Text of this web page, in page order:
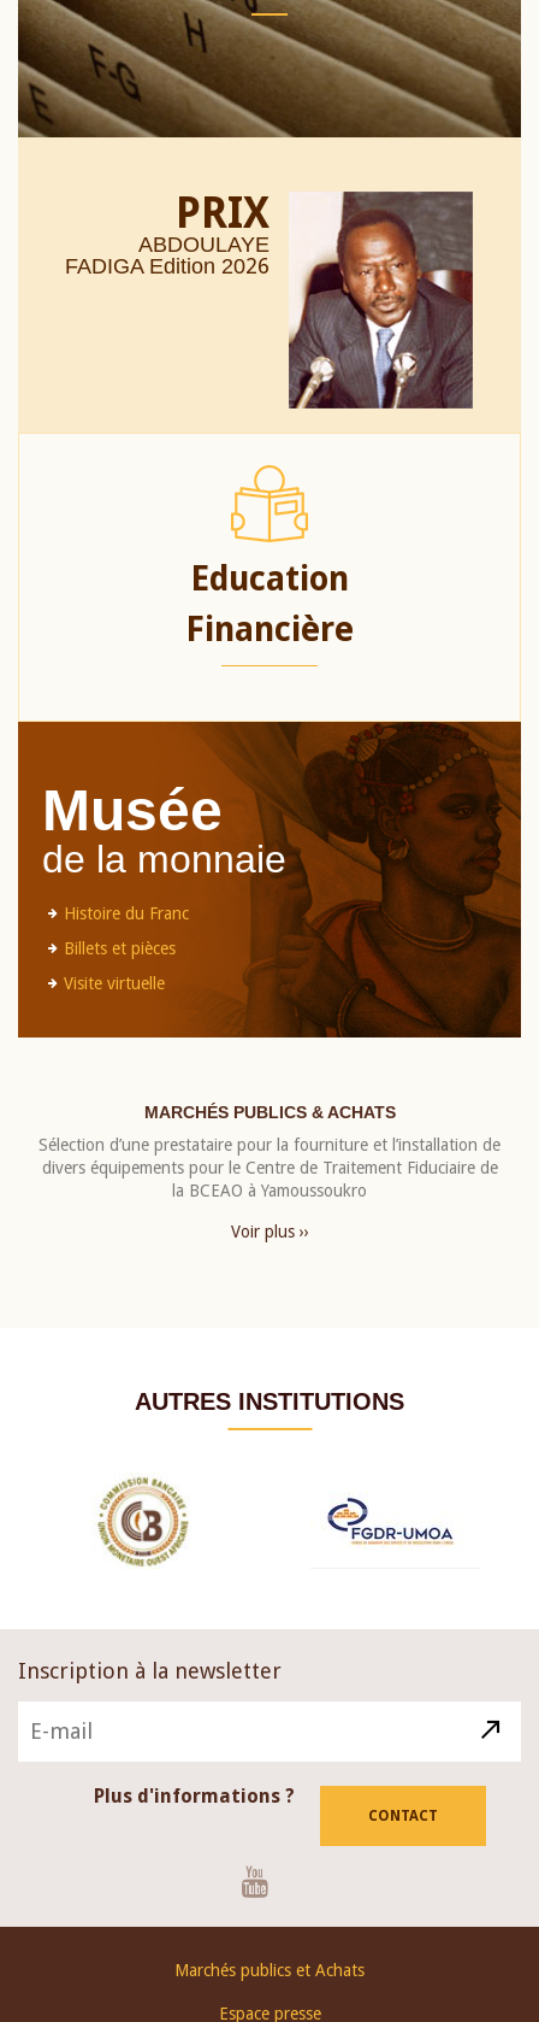
PRIX
ABDOULAYE
FADIGA Edition 2026
Education
Financière
Musée
de la monnaie
Histoire du Franc
Billets et pièces
Visite virtuelle
MARCHÉS PUBLICS & ACHATS
Sélection d’une prestataire pour la fourniture et l’installation de
divers équipements pour le Centre de Traitement Fiduciaire de
la BCEAO à Yamoussoukro
Voir plus ››
AUTRES INSTITUTIONS
Inscription à la newsletter
Plus d'informations ?
CONTACT
Marchés publics et Achats
Espace presse